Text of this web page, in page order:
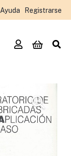
Ayuda Registrarse